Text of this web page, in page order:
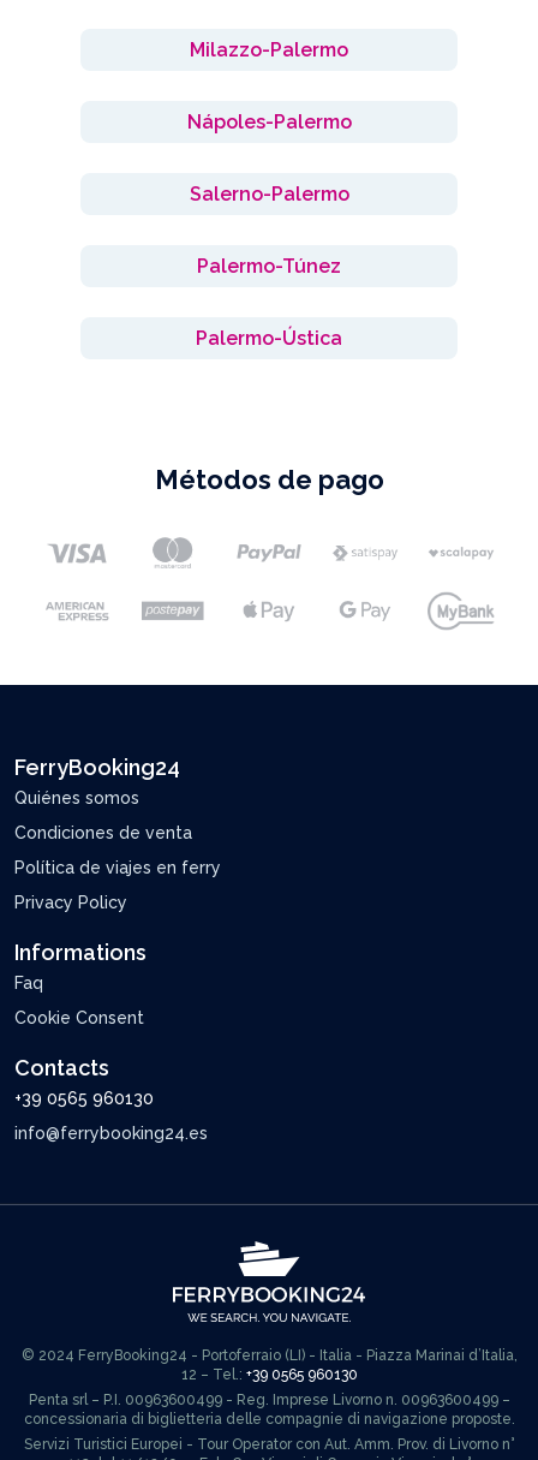
Milazzo-Palermo
Nápoles-Palermo
Salerno-Palermo
Palermo-Túnez
Palermo-Ústica
Métodos de pago
FerryBooking24
Quiénes somos
Condiciones de venta
Política de viajes en ferry
Privacy Policy
Informations
Faq
Cookie Consent
Contacts
+39 0565 960130
info@ferrybooking24.es
© 2024 FerryBooking24 - Portoferraio (LI) - Italia - Piazza Marinai d’Italia,
12 – Tel.: +39 0565 960130
Penta srl – P.I. 00963600499 - Reg. Imprese Livorno n. 00963600499 –
concessionaria di biglietteria delle compagnie di navigazione proposte.
Servizi Turistici Europei - Tour Operator con Aut. Amm. Prov. di Livorno n°